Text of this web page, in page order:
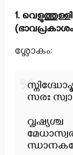
1.
ശ്ലോകം:
സരഃ
വൃഷ്യശ്ച